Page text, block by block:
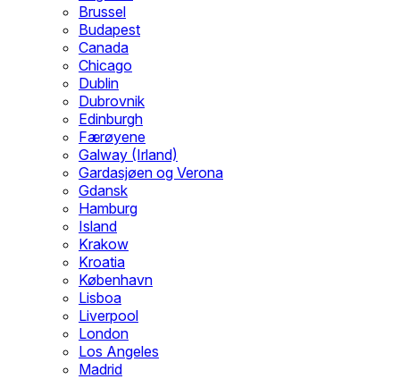
Brussel
Budapest
Canada
Chicago
Dublin
Dubrovnik
Edinburgh
Færøyene
Galway (Irland)
Gardasjøen og Verona
Gdansk
Hamburg
Island
Krakow
Kroatia
København
Lisboa
Liverpool
London
Los Angeles
Madrid